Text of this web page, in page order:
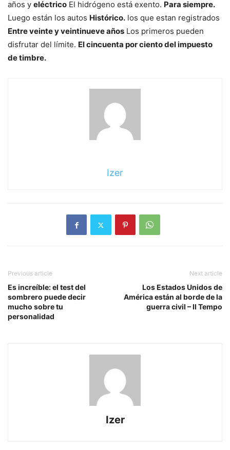
años y eléctrico El hidrógeno está exento. Para siempre.
Luego están los autos Histórico. los que estan registrados
Entre veinte y veintinueve años Los primeros pueden
disfrutar del límite. El cincuenta por ciento del impuesto
de timbre.
Izer
Previous article
Es increíble: el test del
sombrero puede decir
mucho sobre tu
personalidad
Next article
Los Estados Unidos de
América están al borde de la
guerra civil – Il Tempo
Izer